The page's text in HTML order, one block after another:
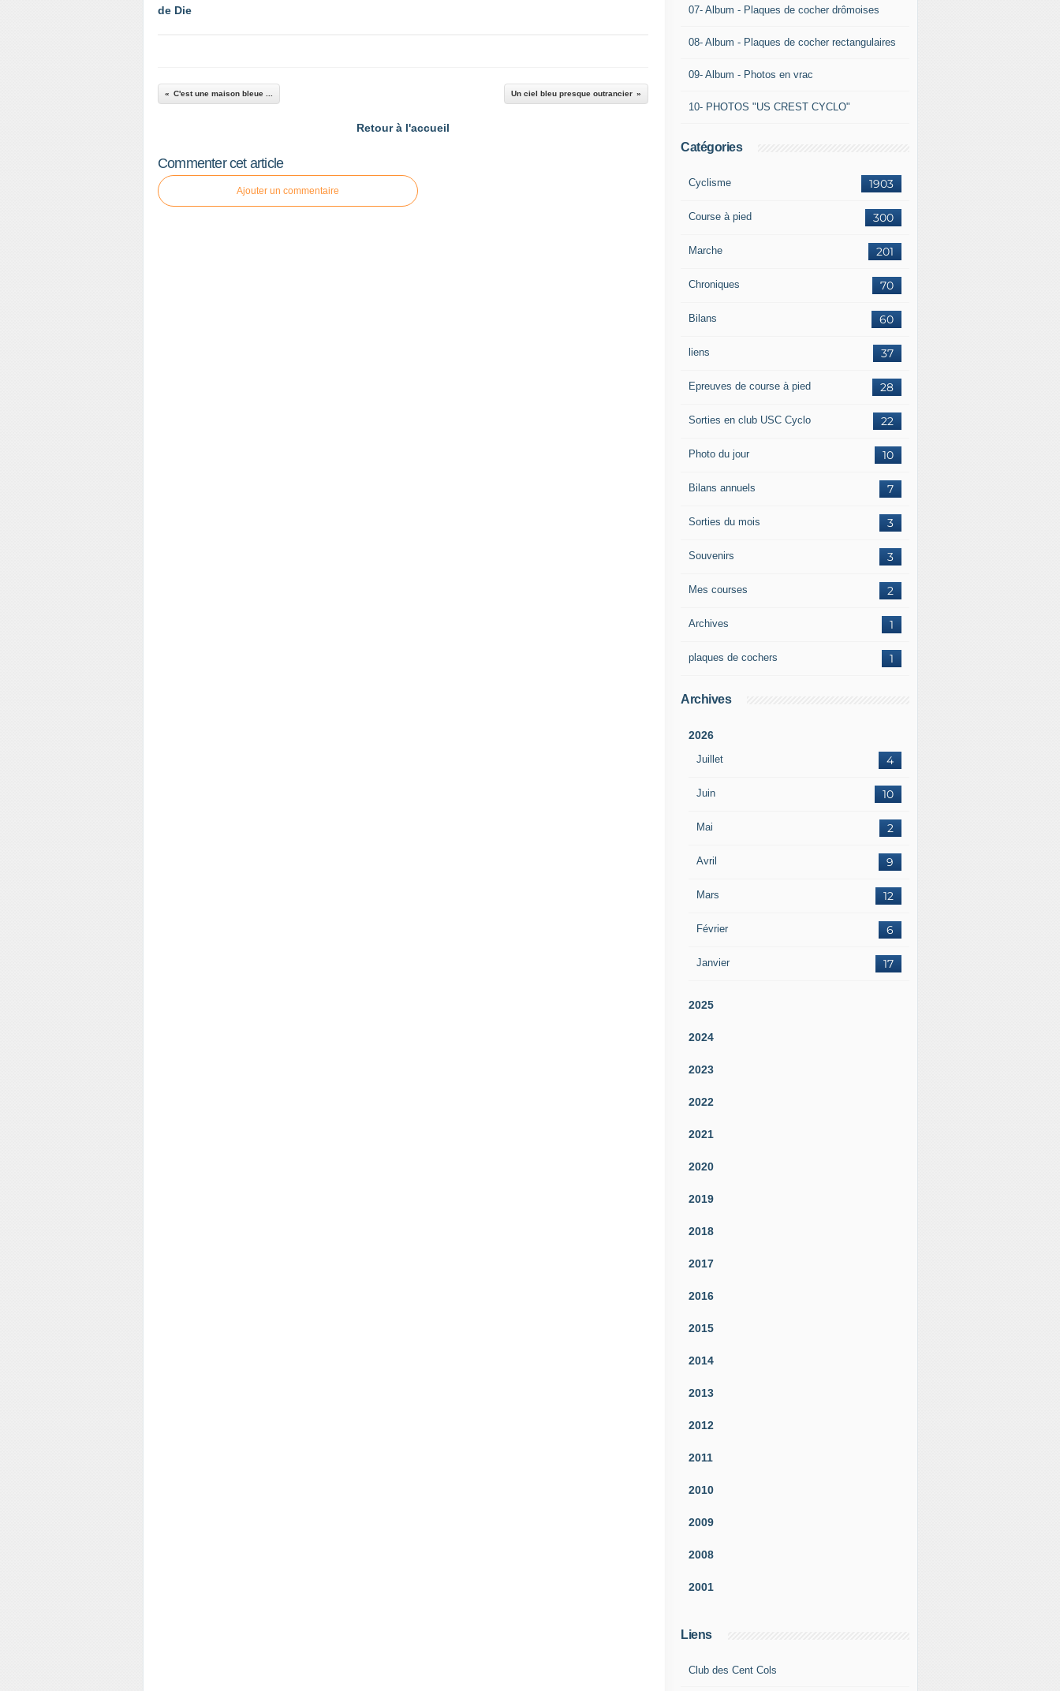
de Die
C'est une maison bleue ... Un ciel bleu presque outrancier
Retour à l'accueil
Commenter cet article
Ajouter un commentaire
07- Album - Plaques de cocher drômoises
08- Album - Plaques de cocher rectangulaires
09- Album - Photos en vrac
10- PHOTOS "US CREST CYCLO"
Catégories
1903
Cyclisme
300
Course à pied
201
Marche
70
Chroniques
60
Bilans
37
liens
28
Epreuves de course à pied
22
Sorties en club USC Cyclo
10
Photo du jour
7
Bilans annuels
3
Sorties du mois
3
Souvenirs
2
Mes courses
1
Archives
1
plaques de cochers
Archives
2026
Juillet 4
Juin 10
Mai 2
Avril 9
Mars 12
Février 6
Janvier 17
2025
2024
2023
2022
2021
2020
2019
2018
2017
2016
2015
2014
2013
2012
2011
2010
2009
2008
2001
Liens
Club des Cent Cols